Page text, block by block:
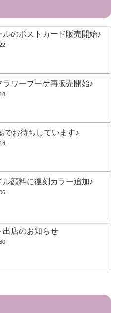
ルのポストカード販売開始♪
ラワーブーケ再販売開始♪
でお待ちしています♪
ル顔料に復刻カラー追加♪
出店のお知らせ